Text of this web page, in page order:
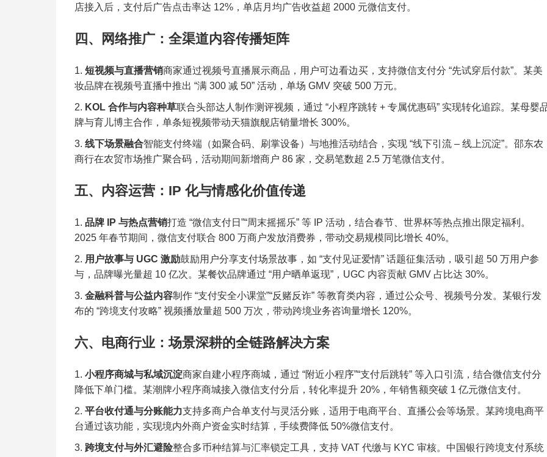
店接入后，支付后广告点击率达 12%，单店月均广告收益超 2000 元微信支付。
四、网络推广：全渠道内容传播矩阵
短视频与直播营销商家通过视频号直播展示商品，用户可边看边买，支持微信支付分 “先试穿后付款”。某美
妆品牌在视频号直播中推出 “满 300 减 50” 活动，单场 GMV 突破 500 万元。
KOL 合作与内容种草联合头部达人制作测评视频，通过 “小程序跳转 + 专属优惠码” 实现转化追踪。某母婴
牌与育儿博主合作，单条短视频带动天猫旗舰店销量增长 300%。
线下场景融合智能支付终端（如聚合码、刷掌设备）与地推活动结合，实现 “线下引流 – 线上沉淀”。邵东农
商行在农贸市场推广聚合码，活动期间新增商户 86 家，交易笔数超 2.5 万笔微信支付。
五、内容运营：IP 化与情感化价值传递
品牌 IP 与热点营销打造 “微信支付日”“周末摇摇乐” 等 IP 活动，结合春节、世界杯等热点推出限定福利。
2025 年春节期间，微信支付联合 800 万商户发放消费券，带动交易规模同比增长 40%。
用户故事与 UGC 激励鼓励用户分享支付场景故事，如 “支付见证爱情” 话题征集活动，吸引超 50 万用户参
与，品牌曝光量超 10 亿次。某餐饮品牌通过 “用户晒单返现”，UGC 内容贡献 GMV 占比达 30%。
金融科普与公益内容制作 “支付安全小课堂”“反赌反诈” 等教育类内容，通过公众号、视频号分发。某银行发
布的 “跨境支付攻略” 视频播放量超 500 万次，带动跨境业务咨询量增长 120%。
六、电商行业：场景深耕的全链路解决方案
小程序商城与私域沉淀商家自建小程序商城，通过 “附近小程序”“支付后跳转” 等入口引流，结合微信支付分
降低下单门槛。某潮牌小程序商城接入微信支付分后，转化率提升 20%，年销售额突破 1 亿元微信支付。
平台收付通与分账能力支持多商户合单支付与灵活分账，适用于电商平台、直播公会等场景。某跨境电商平
台通过该功能，实现境内外商户资金实时结算，手续费降低 50%微信支付。
跨境支付与外汇避险整合多币种结算与汇率锁定工具，支持 VAT 代缴与 KYC 审核。中国银行跨境支付系统